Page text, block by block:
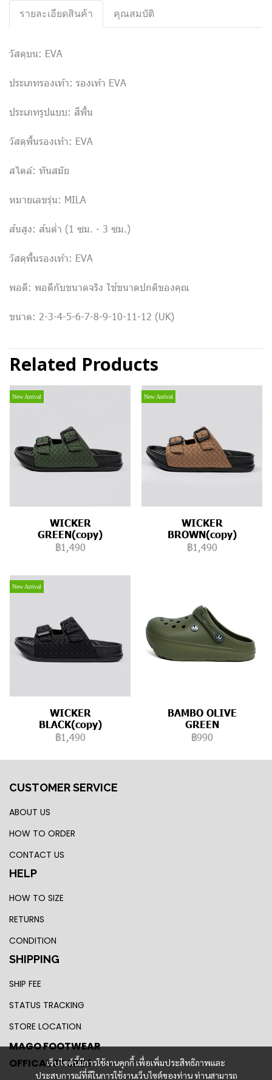
รายละเอียดสินค้า คุณสมบัติ
วัสดุบน: EVA
ประเภทรองเท้า: รองเท้า EVA
ประเภทรูปแบบ: สีพื้น
วัสดุพื้นรองเท้า: EVA
สไตล์: ทันสมัย
หมายเลขรุ่น: MILA
ส้นสูง: ส้นต่ำ (1 ซม. - 3 ซม.)
วัสดุพื้นรองเท้า: EVA
พอดี: พอดีกับขนาดจริง ใช้ขนาดปกติของคุณ
ขนาด: 2-3-4-5-6-7-8-9-10-11-12 (UK)
Related Products
New Arrival
WICKER
GREEN(copy)
฿1,490
New Arrival
WICKER
BROWN(copy)
฿1,490
New Arrival
WICKER
BLACK(copy)
฿1,490
BAMBO OLIVE
GREEN
฿990
เว็บไซต์นี้มีการใช้งานคุกกี้ เพื่อเพิ่มประสิทธิภาพและ
ประสบการณ์ที่ดีในการใช้งานเว็บไซต์ของท่าน ท่านสามารถ
CUSTOMER SERVICE
ABOUT US
HOW TO ORDER
CONTACT US
HELP
HOW TO SIZE
RETURNS
CONDITION
SHIPPING
SHIP FEE
STATUS TRACKING
STORE LOCATION
MAGO FOOTWEAR
OFFICAL STORE !